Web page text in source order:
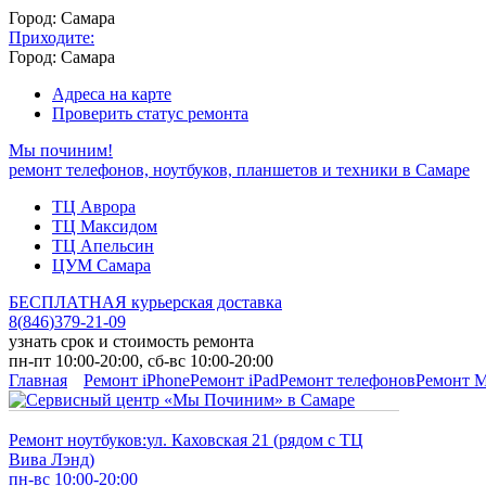
Город: Самара
Приходите:
Город: Самара
Адреса на карте
Проверить статус ремонта
Мы починим!
ремонт телефонов, ноутбуков, планшетов и техники в Самаре
ТЦ Аврора
ТЦ Максидом
ТЦ Апельсин
ЦУМ Самара
БЕСПЛАТНАЯ курьерская доставка
8(846)379-21-09
узнать срок и стоимость ремонта
пн-пт 10:00-20:00, сб-вс 10:00-20:00
Главная
Ремонт iPhoneРемонт iPadРемонт телефоновРемонт
Ремонт ноутбуков:ул. Каховская 21 (рядом с ТЦ
Вива Лэнд)
пн-вс 10:00-20:00